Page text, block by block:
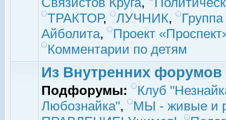
ТРАКТОР, ЛУЧНИК,
Айболита,
Проект
Комментарии по детям
Из Внутренних форумов
Подфорумы:
Клуб
Любознайка",
МЫ - живые и